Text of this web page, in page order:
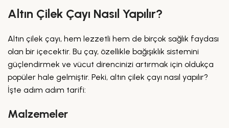
Altın Çilek Çayı Nasıl Yapılır?
Altın çilek çayı, hem lezzetli hem de birçok sağlık faydası
olan bir içecektir. Bu çay, özellikle bağışıklık sistemini
güçlendirmek ve vücut direncinizi artırmak için oldukça
popüler hale gelmiştir. Peki, altın çilek çayı nasıl yapılır?
İşte adım adım tarifi:
Malzemeler